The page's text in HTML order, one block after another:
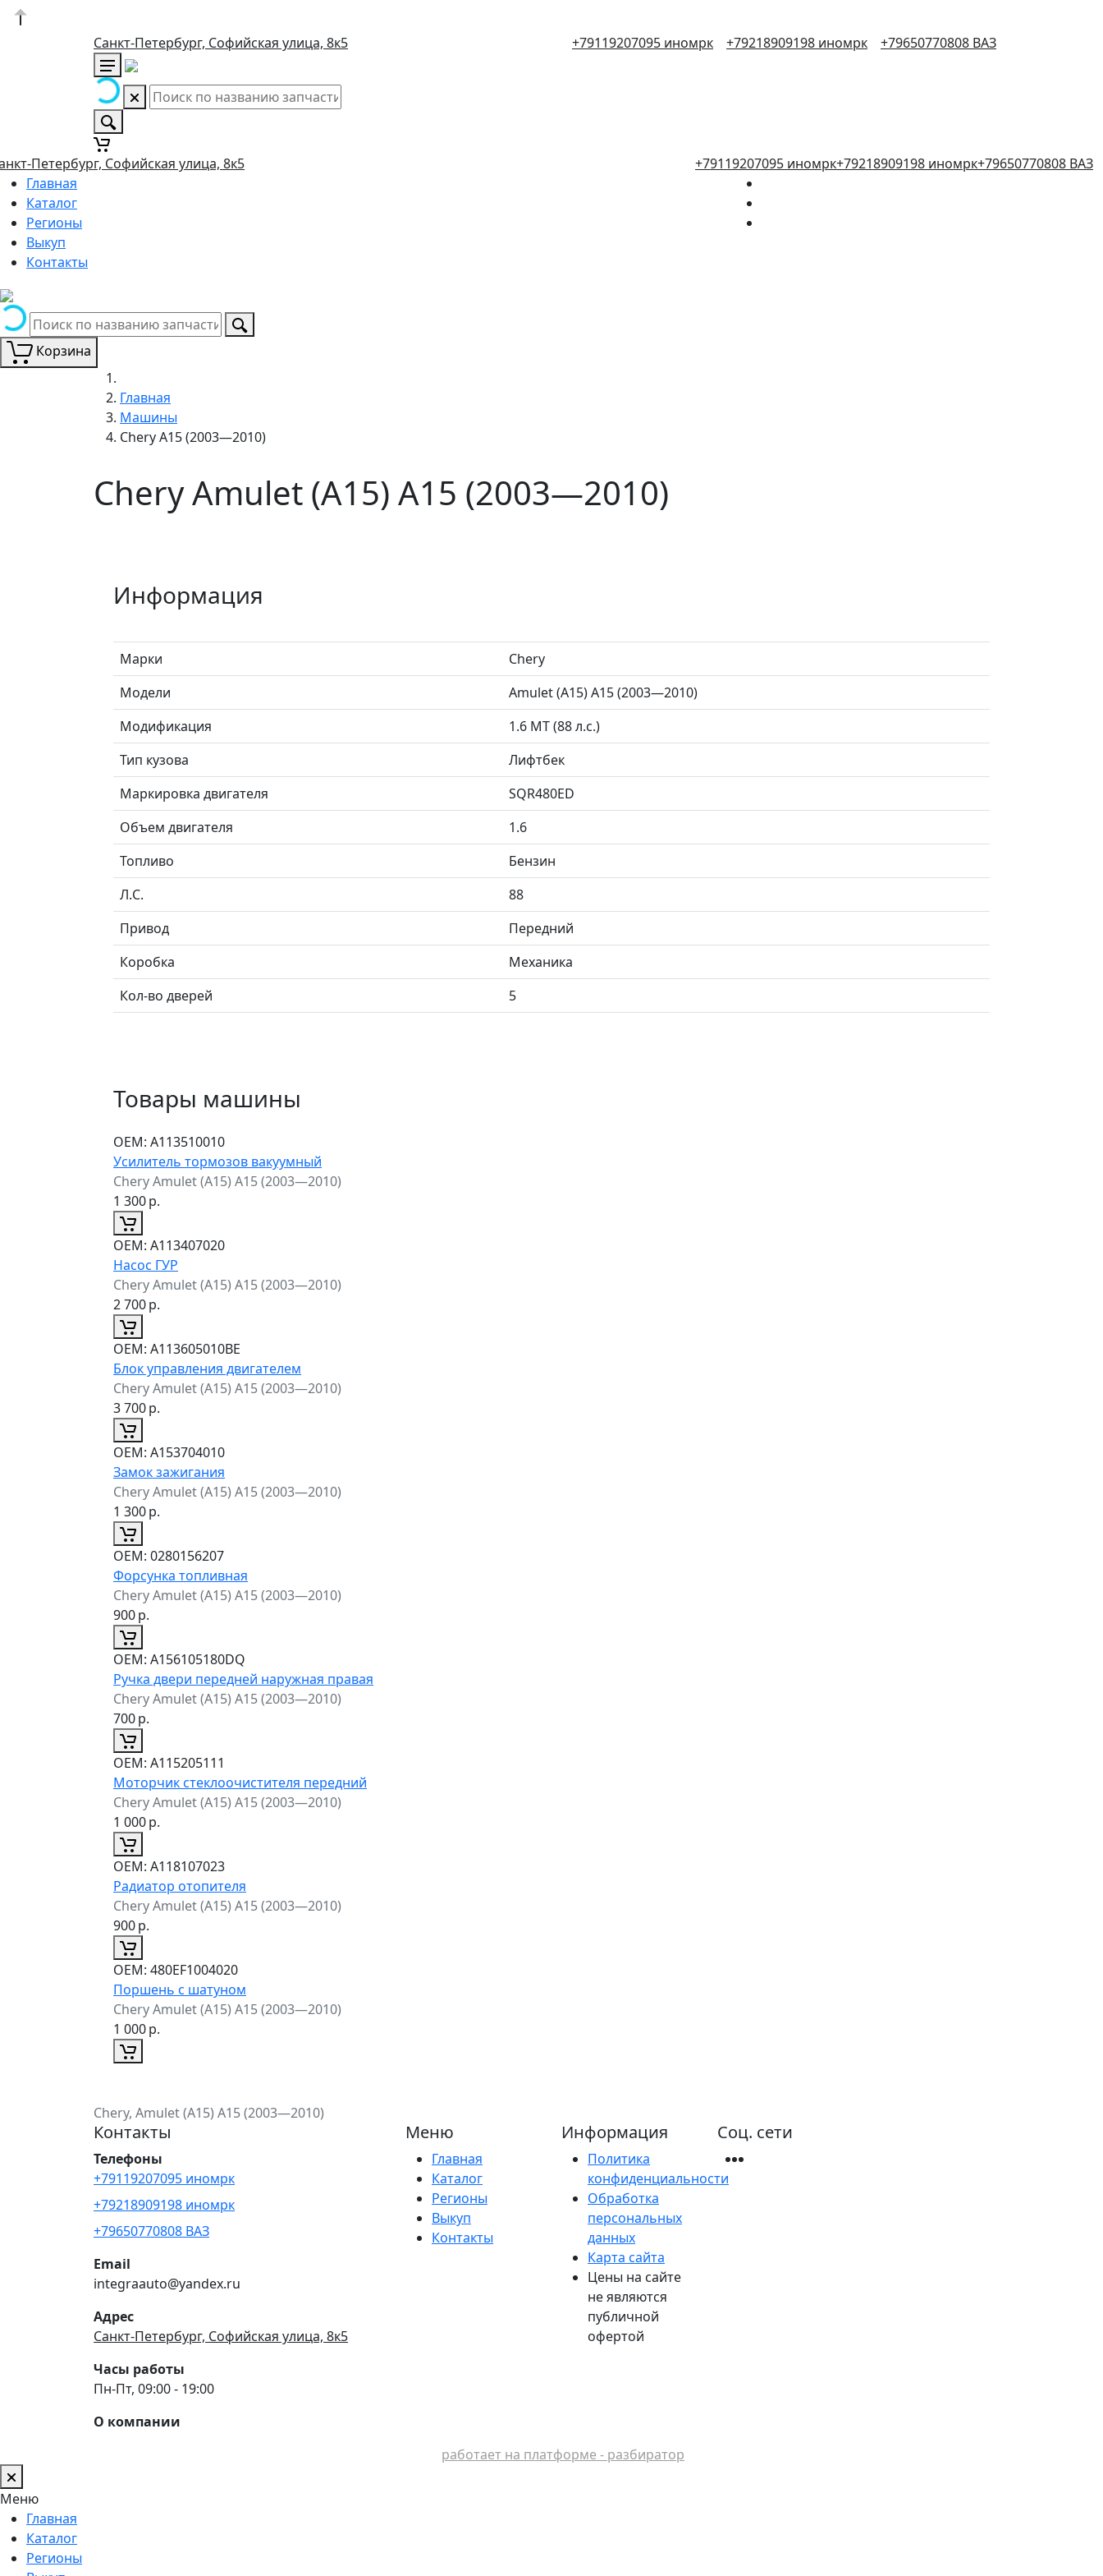
Санкт-Петербург, Софийская улица, 8к5 +79119207095 иномрк +79218909198 иномрк +79650770808 ВАЗ
Петербург, Софийская улица, 8к5 +79119207095 иномрк+79218909198 иномрк+79650770808 ВАЗ
Главная
Каталог
Регионы
Выкуп
Контакты
Корзина
Главная
Машины
Chery A15 (2003—2010)
Chery Amulet (A15) A15 (2003—2010)
Информация
Марки
Chery
Модели
Amulet (A15) A15 (2003—2010)
Модификация
1.6 MT (88 л.с.)
Тип кузова
Лифтбек
Маркировка двигателя
SQR480ED
Объем двигателя
1.6
Топливо
Бензин
Л.C.
88
Привод
Передний
Коробка
Механика
Кол-во дверей
5
Товары машины
ОЕМ: A113510010
Усилитель тормозов вакуумный
Chery Amulet (A15) A15 (2003—2010)
1 300р.
ОЕМ: A113407020
Насос ГУР
Chery Amulet (A15) A15 (2003—2010)
2 700р.
ОЕМ: A113605010BE
Блок управления двигателем
Chery Amulet (A15) A15 (2003—2010)
3 700р.
ОЕМ: A153704010
Замок зажигания
Chery Amulet (A15) A15 (2003—2010)
1 300р.
ОЕМ: 0280156207
Форсунка топливная
Chery Amulet (A15) A15 (2003—2010)
900р.
ОЕМ: A156105180DQ
Ручка двери передней наружная правая
Chery Amulet (A15) A15 (2003—2010)
700р.
ОЕМ: A115205111
Моторчик стеклоочистителя передний
Chery Amulet (A15) A15 (2003—2010)
1 000р.
ОЕМ: A118107023
Радиатор отопителя
Chery Amulet (A15) A15 (2003—2010)
900р.
ОЕМ: 480EF1004020
Поршень с шатуном
Chery Amulet (A15) A15 (2003—2010)
1 000р.
Chery, Amulet (A15) A15 (2003—2010)
Контакты
Телефоны
+79119207095 иномрк
+79218909198 иномрк
+79650770808 ВАЗ
Email
integraauto@yandex.ru
Адрес
Санкт-Петербург, Софийская улица, 8к5
Часы работы
Пн-Пт, 09:00 - 19:00
О компании
Меню
Главная
Каталог
Регионы
Выкуп
Контакты
Информация
Политика
конфиденциальности
Обработка
персональных
данных
Карта сайта
Цены на сайте
не являются
публичной
офертой
Соц. сети
работает на платформе - разбиратор
Меню
Главная
Каталог
Регионы